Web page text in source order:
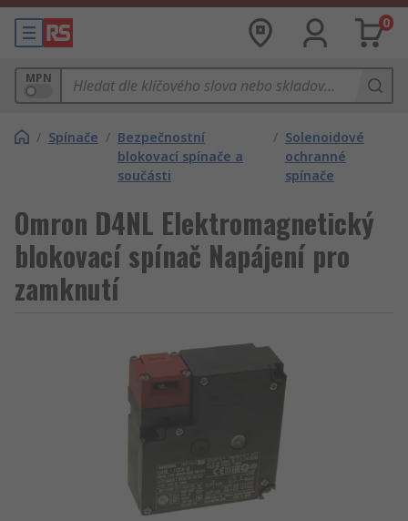
0
MPN
/ Spínače / Bezpečnostní
blokovací spínače a
součásti
/ Solenoidové
ochranné
spínače
Omron D4NL Elektromagnetický
blokovací spínač Napájení pro
zamknutí